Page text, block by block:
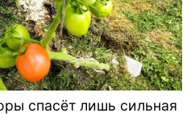
спасёт лишь сильная